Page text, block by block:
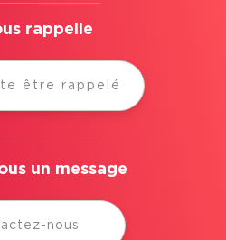
rappelle
être rappelé
un message
nous